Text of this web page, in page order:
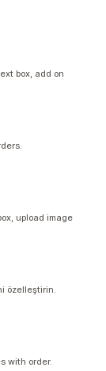
box, add on
upload image
özelleştirin.
with order.